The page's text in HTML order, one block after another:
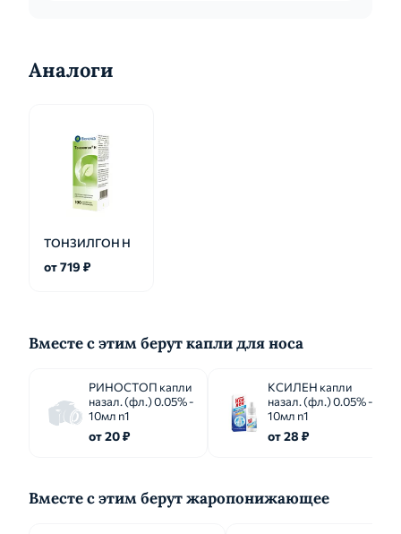
Аналоги
ТОНЗИЛГОН Н
от 719 ₽
Вместе с этим берут капли для носа
РИНОСТОП капли
назал. (фл.) 0.05% -
10мл n1
от 20 ₽
КСИЛЕН капли
назал. (фл.) 0.05% -
10мл n1
от 28 ₽
Вместе с этим берут жаропонижающее